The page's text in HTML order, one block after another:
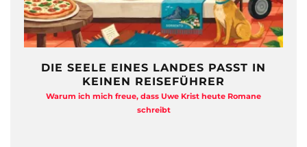
DIE SEELE EINES LANDES PASST IN
KEINEN REISEFÜHRER
Warum ich mich freue, dass Uwe Krist heute Romane
schreibt